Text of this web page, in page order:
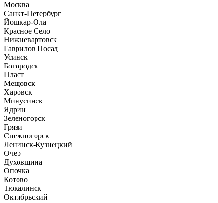
Москва
Санкт-Петербург
Йошкар-Ола
Красное Село
Нижневартовск
Гаврилов Посад
Усинск
Богородск
Пласт
Мещовск
Харовск
Минусинск
Ядрин
Зеленогорск
Грязи
Снежногорск
Ленинск-Кузнецкий
Очер
Духовщина
Опочка
Котово
Тюкалинск
Октябрьский